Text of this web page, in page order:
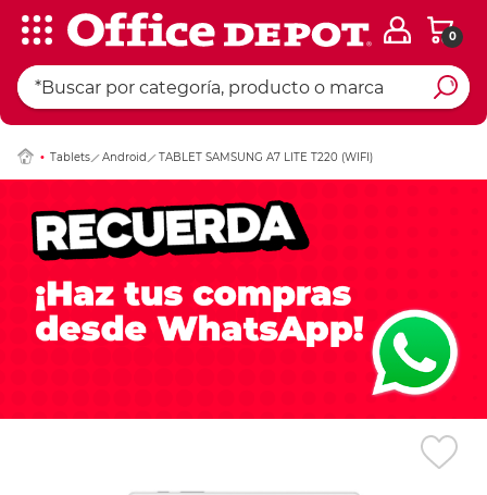
0
Tablets Android TABLET SAMSUNG A7 LITE T220 (WIFI)
Ingresar Codigo